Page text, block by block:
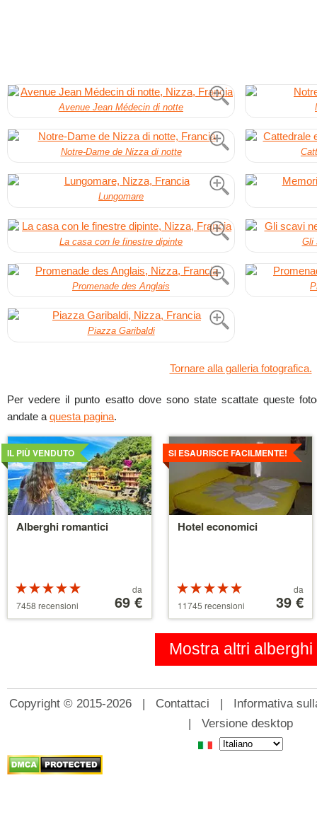
Avenue Jean Médecin di notte
Notre-Dame de Nizza di notte
Lungomare
La casa con le finestre dipinte Gli
Promenade des Anglais
Piazza Garibaldi
Tornare alla galleria fotografica.
Per vedere il punto esatto dove sono state scattate queste
andate a questa pagina.
Alberghi romantici
IL PIÙ VENDUTO
Valutazione:
5 su 5 stelle
7458 recensioni partire
da
da
69 €
Dettagli
Hotel economici
SI ESAURISCE FACILMENTE!
Valutazione:
5 su 5 stelle
11745 recensioni partire
da
110 €
da
39 €
Dettagli
Mostra altri alberghi
Copyright © 2015-2026 | Contattaci | Informativa
| Versione desktop